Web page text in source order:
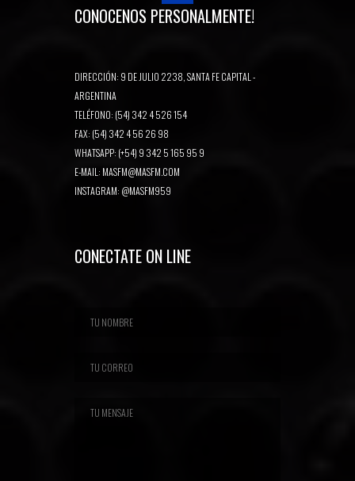
CONOCENOS PERSONALMENTE!
DIRECCIÓN: 9 DE JULIO 2238, SANTA FE CAPITAL -
ARGENTINA
TELÉFONO: (54) 342 4 526 154
FAX: (54) 342 4 56 26 98
WHATSAPP: (+54) 9 342 5 165 95 9
E-MAIL: MASFM@MASFM.COM
INSTAGRAM: @MASFM959
CONECTATE ON LINE